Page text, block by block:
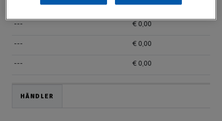
€ 0,00
--- € 0,00
--- € 0,00
--- € 0,00
HÄNDLER